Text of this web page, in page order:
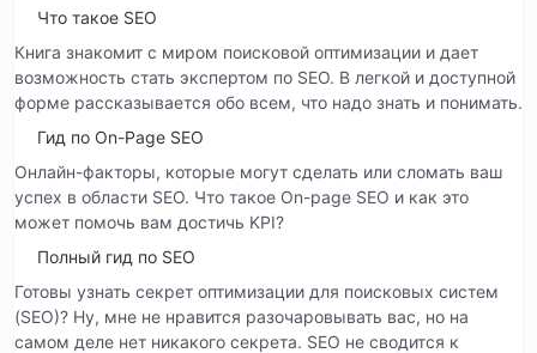
Что такое SEO
Книга знакомит с миром поисковой оптимизации и дает
возможность стать экспертом по SEO. В легкой и доступной
форме рассказывается обо всем, что надо знать и понимать.
Гид по On-Page SEO
Онлайн-факторы, которые могут сделать или сломать ваш
успех в области SEO. Что такое On-page SEO и как это
может помочь вам достичь KPI?
Полный гид по SEO
Готовы узнать секрет оптимизации для поисковых систем
(SEO)? Ну, мне не нравится разочаровывать вас, но на
самом деле нет никакого секрета. SEO не сводится к